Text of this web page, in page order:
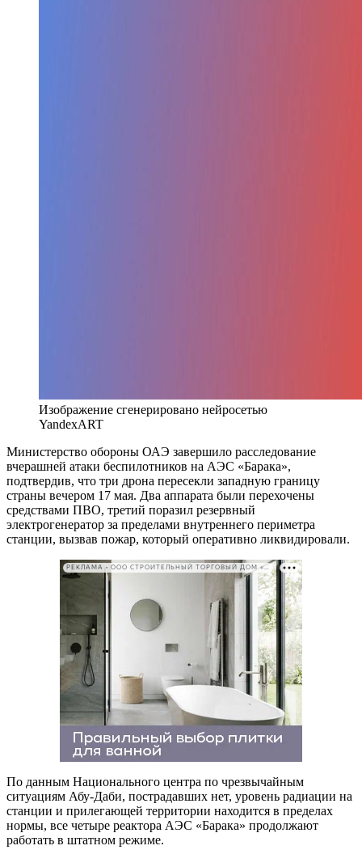
Изображение сгенерировано нейросетью
YandexART
Министерство обороны ОАЭ завершило расследование
вчерашней атаки беспилотников на АЭС «Барака»,
подтвердив, что три дрона пересекли западную границу
страны вечером 17 мая. Два аппарата были перехочены
средствами ПВО, третий поразил резервный
электрогенератор за пределами внутреннего периметра
станции, вызвав пожар, который оперативно ликвидировали.
РЕКЛАМА • ООО СТРОИТЕЛЬНЫЙ ТОРГОВЫЙ ДОМ «ПЕТРОВИЧ». ИНН: 7802348846
По данным Национального центра по чрезвычайным
ситуациям Абу-Даби, пострадавших нет, уровень радиации на
станции и прилегающей территории находится в пределах
нормы, все четыре реактора АЭС «Барака» продолжают
работать в штатном режиме.